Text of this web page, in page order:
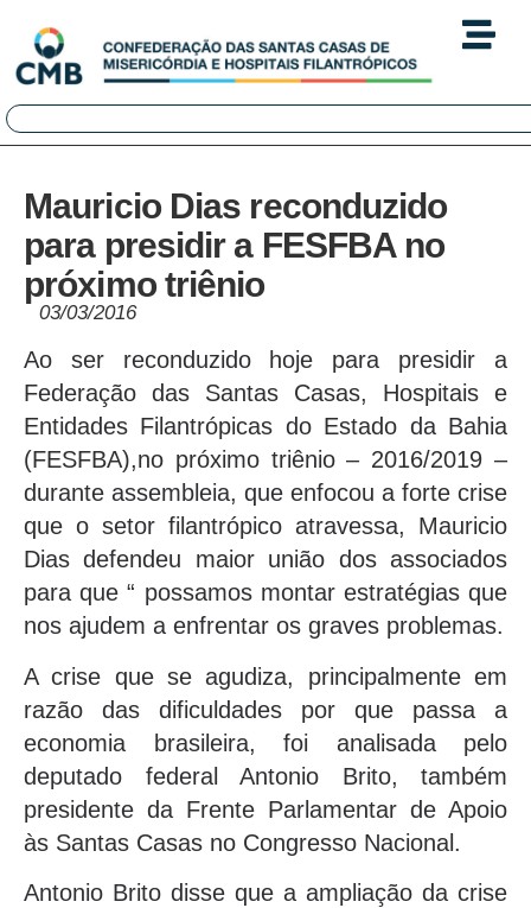
Mauricio Dias reconduzido
para presidir a FESFBA no
próximo triênio
03/03/2016
Ao ser reconduzido hoje para presidir a
Federação das Santas Casas, Hospitais e
Entidades Filantrópicas do Estado da Bahia
(FESFBA),no próximo triênio – 2016/2019 –
durante assembleia, que enfocou a forte crise
que o setor filantrópico atravessa, Mauricio
Dias defendeu maior união dos associados
para que “ possamos montar estratégias que
nos ajudem a enfrentar os graves problemas.
A crise que se agudiza, principalmente em
razão das dificuldades por que passa a
economia brasileira, foi analisada pelo
deputado federal Antonio Brito, também
presidente da Frente Parlamentar de Apoio
às Santas Casas no Congresso Nacional.
Antonio Brito disse que a ampliação da crise